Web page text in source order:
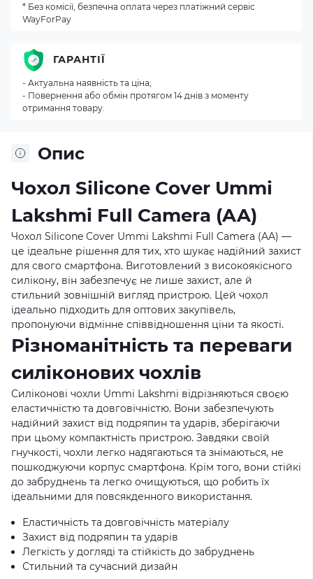
Опис
Чохол Silicone Cover Ummi
Lakshmi Full Camera (AA)
Чохол Silicone Cover Ummi Lakshmi Full Camera (AA) —
це ідеальне рішення для тих, хто шукає надійний захист
для свого смартфона. Виготовлений з високоякісного
силікону, він забезпечує не лише захист, але й
стильний зовнішній вигляд пристрою. Цей чохол
ідеально підходить для оптових закупівель,
пропонуючи відмінне співвідношення ціни та якості.
Різноманітність та переваги
силіконових чохлів
Силіконові чохли Ummi Lakshmi відрізняються своєю
еластичністю та довговічністю. Вони забезпечують
надійний захист від подряпин та ударів, зберігаючи
при цьому компактність пристрою. Завдяки своїй
гнучкості, чохли легко надягаються та знімаються, не
пошкоджуючи корпус смартфона. Крім того, вони стійкі
до забруднень та легко очищуються, що робить їх
ідеальними для повсякденного використання.
Еластичність та довговічність матеріалу
Захист від подряпин та ударів
Легкість у догляді та стійкість до забруднень
Стильний та сучасний дизайн
* Без комісії, безпечна оплата через платіжний сервіс
WayForPay
ГАРАНТІЇ
- Актуальна наявність та ціна;
- Повернення або обмін протягом 14 днів з моменту
отримання товару.